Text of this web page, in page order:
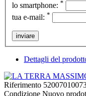
lo smartphone: *
tua e-mail: *
inviare
Dettagli del
Riferimento
Condizione Nuovo